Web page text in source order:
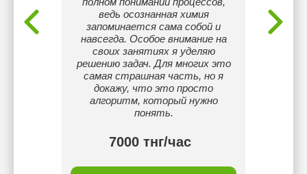
ведь осознанная химия
запоминается сама собой и
навсегда. Особое внимание на
своих занятиях я уделяю
решению задач. Для многих это
самая страшная часть, но я
докажу, что это просто
алгоритм, который нужно
понять.
7000 тнг/час